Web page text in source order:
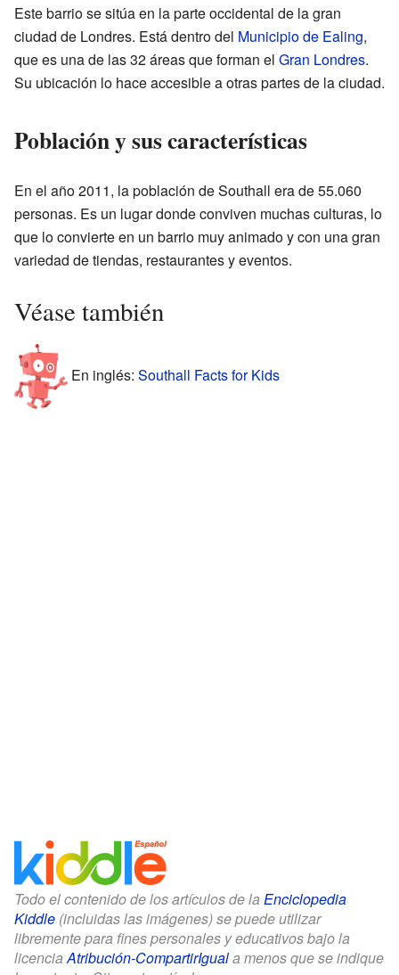
Este barrio se sitúa en la parte occidental de la gran
ciudad de Londres. Está dentro del Municipio de Ealing,
que es una de las 32 áreas que forman el Gran Londres.
Su ubicación lo hace accesible a otras partes de la ciudad.
Población y sus características
En el año 2011, la población de Southall era de 55.060
personas. Es un lugar donde conviven muchas culturas, lo
que lo convierte en un barrio muy animado y con una gran
variedad de tiendas, restaurantes y eventos.
Véase también
En inglés: Southall Facts for Kids
Todo el contenido de los artículos de la Enciclopedia
Kiddle (incluidas las imágenes) se puede utilizar
libremente para fines personales y educativos bajo la
licenciaAtribución-CompartirIguala menos que se indique